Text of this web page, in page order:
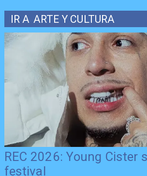
IR A ARTE Y CULTURA
REC 2026: Young Cister
festival